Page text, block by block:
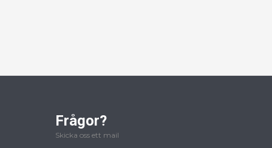
Frågor?
Skicka oss ett mail